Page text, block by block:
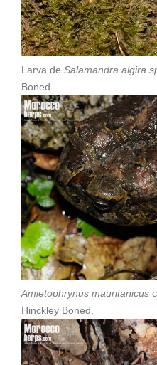
Larva de Salamandra algira
Boned.
Amietophrynus mauritanicus
Hinckley Boned.